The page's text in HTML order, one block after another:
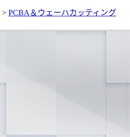
> PCBA＆ウェーハカッティング